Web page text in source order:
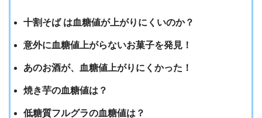
十割そば は血糖値が上がりにくいのか？
意外に血糖値上がらないお菓子を発見！
あのお酒が、血糖値上がりにくかった！
焼き芋の血糖値は？
低糖質フルグラの血糖値は？